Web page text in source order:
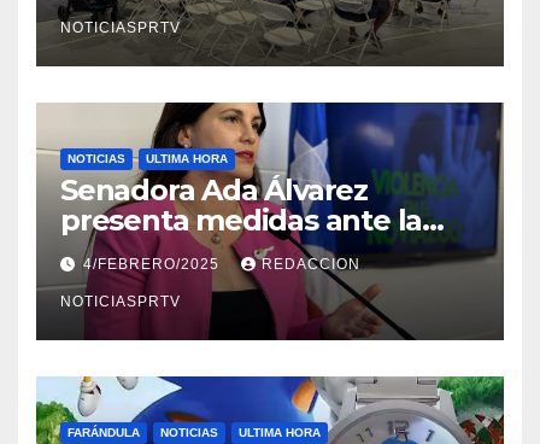
NOTICIASPRTV
NOTICIAS ULTIMA HORA
Senadora Ada Álvarez
presenta medidas ante la
violencia en el noviazgo
4/FEBRERO/2025 REDACCION
NOTICIASPRTV
FARÁNDULA NOTICIAS ULTIMA HORA